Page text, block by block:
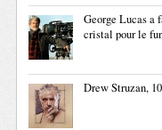
George Lucas a
cristal pour le
Drew Struzan,